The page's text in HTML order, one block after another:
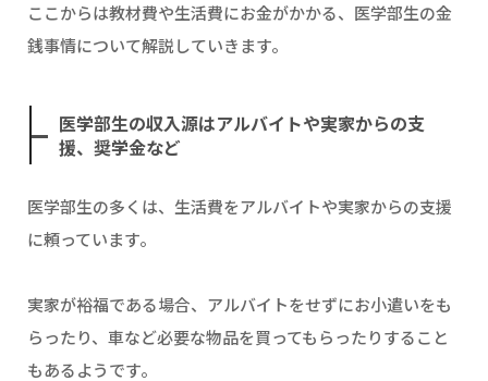
ここからは教材費や生活費にお金がかかる、医学部生の金
銭事情について解説していきます。
医学部生の収入源はアルバイトや実家からの支
援、奨学金など
医学部生の多くは、生活費をアルバイトや実家からの支援
に頼っています。
実家が裕福である場合、アルバイトをせずにお小遣いをも
らったり、車など必要な物品を買ってもらったりすること
もあるようです。